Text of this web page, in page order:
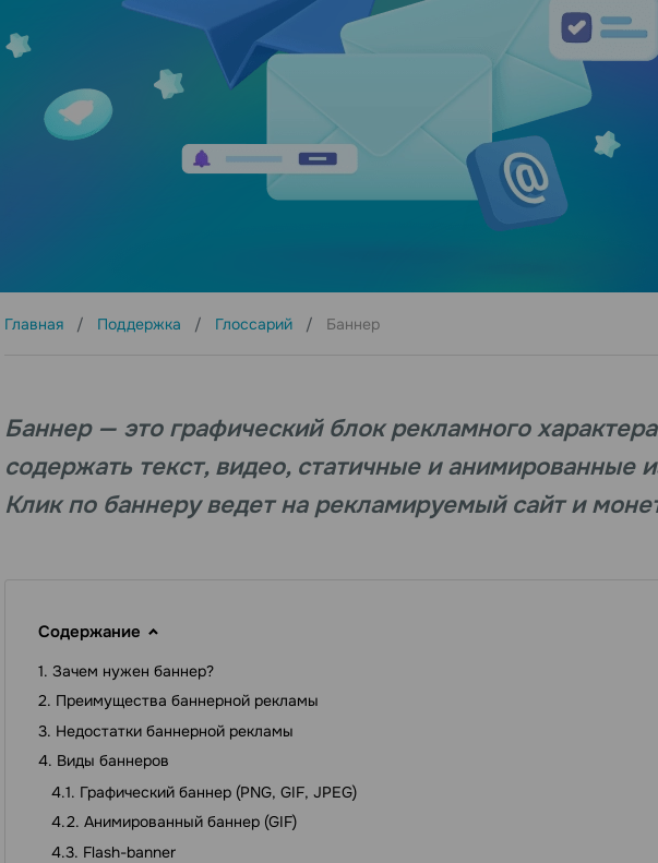
Главная Поддержка Глоссарий Баннер
Баннер — это графический блок рекламного
содержать текст, видео, статичные и анимированные
Клик по баннеру ведет на рекламируемый сайт и
Содержание
Зачем нужен баннер?
Преимущества баннерной рекламы
Недостатки баннерной рекламы
Виды баннеров
Графический баннер (PNG, GIF, JPEG)
Анимированный баннер (GIF)
Flash-banner